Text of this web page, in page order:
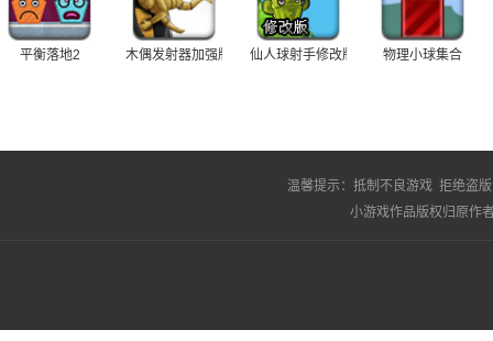
平衡落地2 木偶发射器加强版 仙人球射手修改版 物理小球集合
温馨提示： 抵制不良游戏 拒绝盗
小游戏作品版权归原作